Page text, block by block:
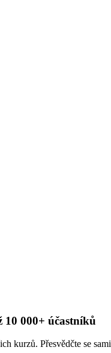
10 000+ účastníků
kurzů. Přesvědčte se sami